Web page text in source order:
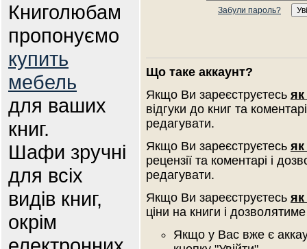
Книголюбам
пропонуємо
купить
мебель
для ваших
книг.
Шафи зручні
для всіх
видів книг,
окрім
Забули пароль?
Що таке аккаунт?
Якщо Ви зареєструєтесь як
відгуки до книг та
редагувати.
Якщо Ви зареєструєтесь
рецензії та коментарі і
редагувати.
Якщо Ви зареєструєтесь як
ціни на книги і
Якщо у Вас вже є